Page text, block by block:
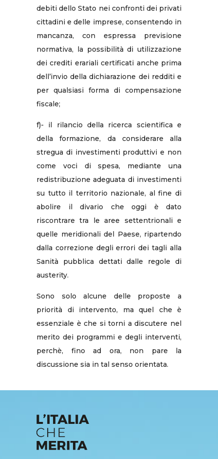
debiti dello Stato nei confronti dei privati
cittadini e delle imprese, consentendo in
mancanza, con espressa previsione
normativa, la possibilità di utilizzazione
dei crediti erariali certificati anche prima
dell’invio della dichiarazione dei redditi e
per qualsiasi forma di compensazione
fiscale;
f)- il rilancio della ricerca scientifica e
della formazione, da considerare alla
stregua di investimenti produttivi e non
come voci di spesa, mediante una
redistribuzione adeguata di investimenti
su tutto il territorio nazionale, al fine di
abolire il divario che oggi è dato
riscontrare tra le aree settentrionali e
quelle meridionali del Paese, ripartendo
dalla correzione degli errori dei tagli alla
Sanità pubblica dettati dalle regole di
austerity.
Sono solo alcune delle proposte a
priorità di intervento, ma quel che è
essenziale è che si torni a discutere nel
merito dei programmi e degli interventi,
perchè, fino ad ora, non pare la
discussione sia in tal senso orientata.